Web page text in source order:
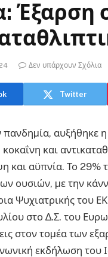
Έξαρση
Δεν υπάρχουν Σχόλια
Twitter
πανδηµία, αυξήθηκε
και
και αϋπνία. Το 29%
ουσιών, µε την
Ψυχιατρικής του
στο ∆.Σ. του
στον τοµέα των
εκδήλωση του